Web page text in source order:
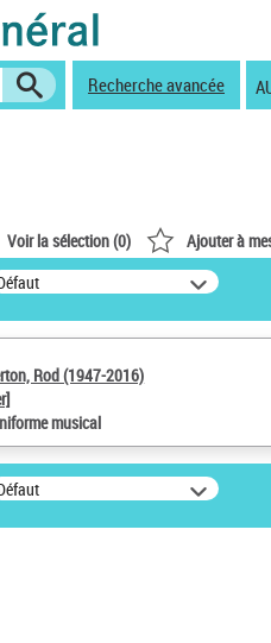
Recherche avancée
Voir la sélection (0) Ajouter à
Rod (1947-2016)
musical